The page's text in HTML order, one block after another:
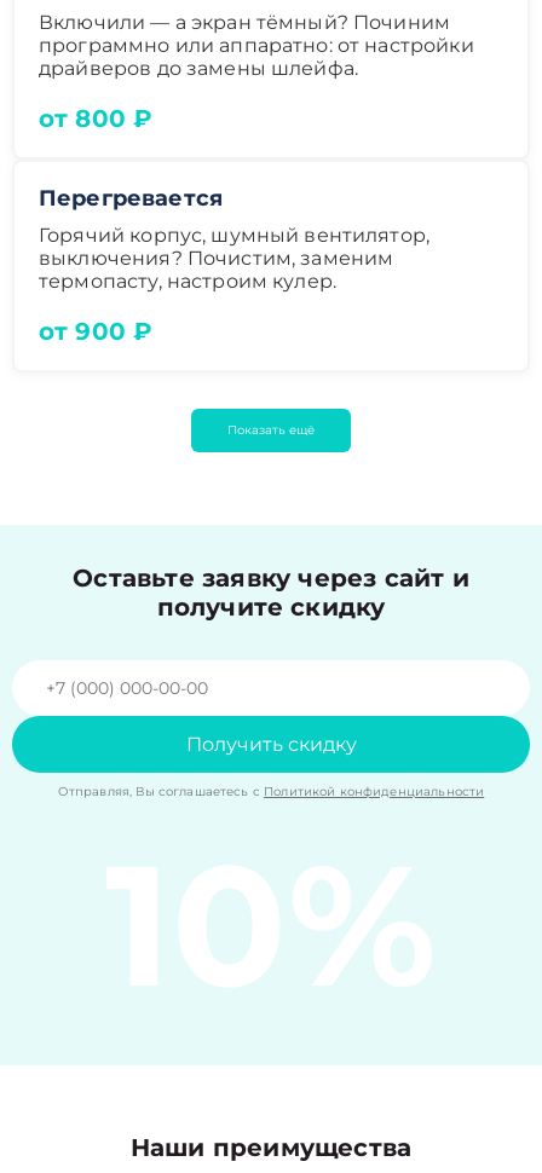
Включили — а экран тёмный? Починим
программно или аппаратно: от настройки
драйверов до замены шлейфа.
от 800 ₽
Перегревается
Горячий корпус, шумный вентилятор,
выключения? Почистим, заменим
термопасту, настроим кулер.
от 900 ₽
Показать ещё
Оставьте заявку через сайт и
получите скидку
Получить скидку
Отправляя, Вы соглашаетесь с Политикой конфиденциальности
10%
Наши преимущества